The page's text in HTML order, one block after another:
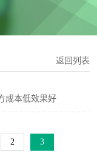
返回列表
成本低效果好
2 3